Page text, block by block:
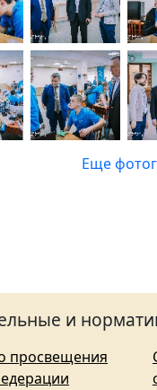
Еще
и
просвещения